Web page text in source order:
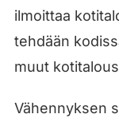
ilmoittaa
tehdään
muut
Vähennyksen